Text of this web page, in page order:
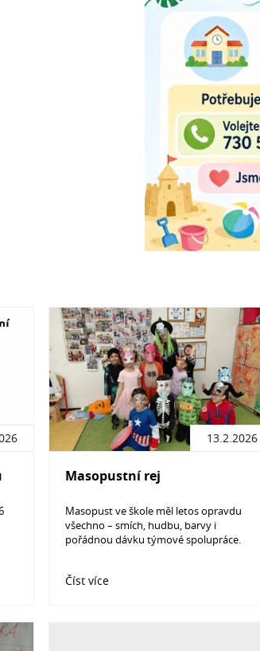
13.2.2026
Masopustní rej
Masopust ve škole měl letos opravdu
všechno – smích, hudbu, barvy i
pořádnou dávku týmové spolupráce.
Číst více